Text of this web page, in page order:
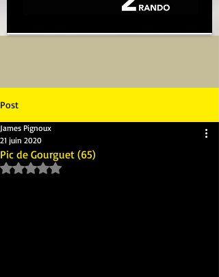
Post
Pic de Gourguet (65)
James Pignoux
21 juin 2020
Noté NaN étoiles sur 5.